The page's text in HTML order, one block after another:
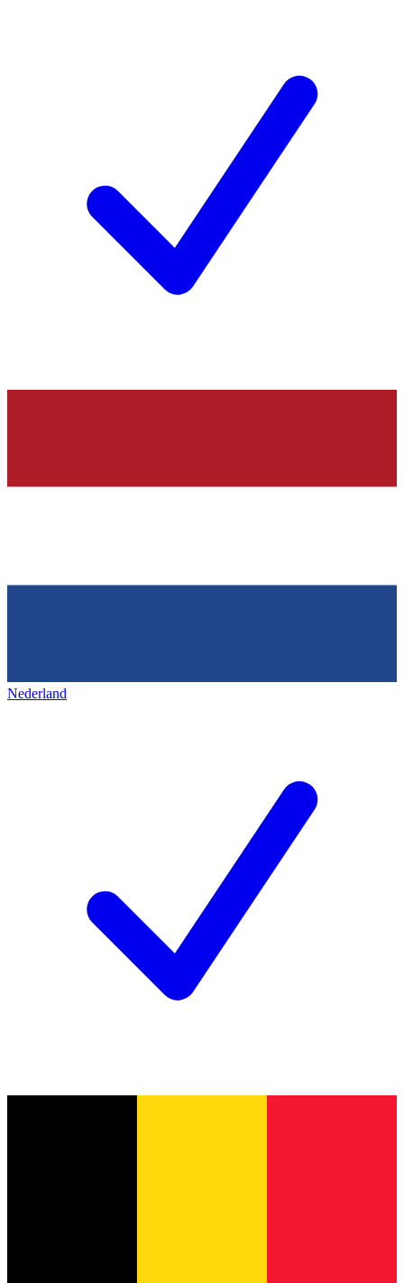
Nederland